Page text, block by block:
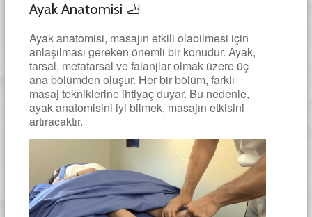
Ayak Anatomisi 🦶
Ayak anatomisi, masajın etkili olabilmesi için
anlaşılması gereken önemli bir konudur. Ayak,
tarsal, metatarsal ve falanjlar olmak üzere üç
ana bölümden oluşur. Her bir bölüm, farklı
masaj tekniklerine ihtiyaç duyar. Bu nedenle,
ayak anatomisini iyi bilmek, masajın etkisini
artıracaktır.